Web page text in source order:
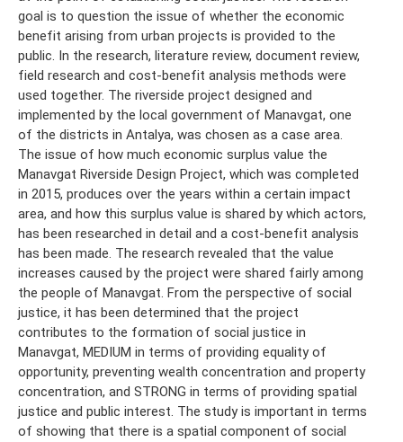
goal is to question the issue of whether the economic
benefit arising from urban projects is provided to the
public. In the research, literature review, document review,
field research and cost-benefit analysis methods were
used together. The riverside project designed and
implemented by the local government of Manavgat, one
of the districts in Antalya, was chosen as a case area.
The issue of how much economic surplus value the
Manavgat Riverside Design Project, which was completed
in 2015, produces over the years within a certain impact
area, and how this surplus value is shared by which actors,
has been researched in detail and a cost-benefit analysis
has been made. The research revealed that the value
increases caused by the project were shared fairly among
the people of Manavgat. From the perspective of social
justice, it has been determined that the project
contributes to the formation of social justice in
Manavgat, MEDIUM in terms of providing equality of
opportunity, preventing wealth concentration and property
concentration, and STRONG in terms of providing spatial
justice and public interest. The study is important in terms
of showing that there is a spatial component of social